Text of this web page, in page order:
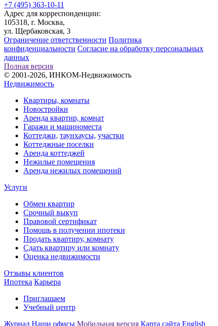
+7 (495) 363-10-11
Адрес для корреспонденции:
105318, г. Москва,
ул. Щербаковская, 3
Ограничение ответственности Политика
конфиденциальности Согласие на обработку персональных
данных
Полная версия
© 2001-2026, ИНКОМ-Недвижимость
Недвижимость
Квартиры, комнаты
Новостройки
Аренда квартир, комнат
Гаражи и машиноместа
Коттеджи, таунхаусы, участки
Коттеджные поселки
Аренда коттеджей
Нежилые помещения
Аренда нежилых помещений
Услуги
Обмен квартир
Срочный выкуп
Правовой сертификат
Помощь в получении ипотеки
Продать квартиру, комнату
Сдать квартиру или комнату
Оценка недвижимости
Отзывы клиентов
Ипотека Карьера
Приглашаем
Учебный центр
Журнал Наши офисы Мобильная версия Карта сайта English